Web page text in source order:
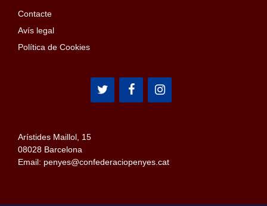
Contacte
Avís legal
Política de Cookies
Arístides Maillol, 15
08028 Barcelona
Email: penyes@confederaciopenyes.cat